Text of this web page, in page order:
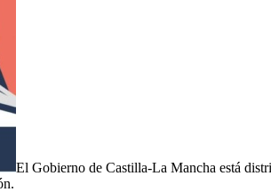
El Gobierno de Castilla-La Mancha está